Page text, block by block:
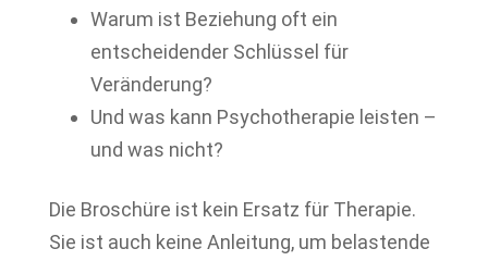
Warum ist Beziehung oft ein
entscheidender Schlüssel für
Veränderung?
Und was kann Psychotherapie leisten –
und was nicht?
Die Broschüre ist kein Ersatz für Therapie.
Sie ist auch keine Anleitung, um belastende